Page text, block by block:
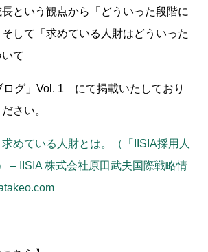
という観点から「どういった段階に
して「求めている人財はどういった
て
ログ」Vol. 1 にて掲載いたしており
さい。
めている人財とは。（「IISIA採用人
– IISIA 株式会社原田武夫国際戦略情